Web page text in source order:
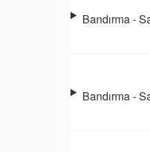
Bandırma -
Bandırma -